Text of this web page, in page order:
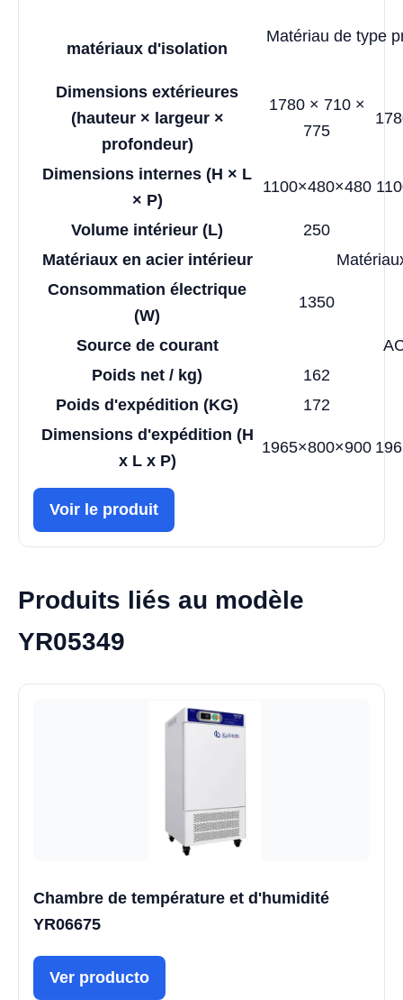
matériaux d'isolation
Matériau de type
Dimensions extérieures
(hauteur × largeur ×
profondeur)
1780 × 710 ×
775
Dimensions internes (H × L
× P)
1100×480×480
Volume intérieur (L)
250
Matériaux en acier intérieur
Consommation électrique
(W)
1350
Source de courant
Poids net / kg)
162
Poids d'expédition (KG)
172
Dimensions d'expédition (H
x L x P)
1965×800×900
Voir le produit
Produits liés au modèle
YR05349
Chambre de température et d'humidité
YR06675
Ver producto